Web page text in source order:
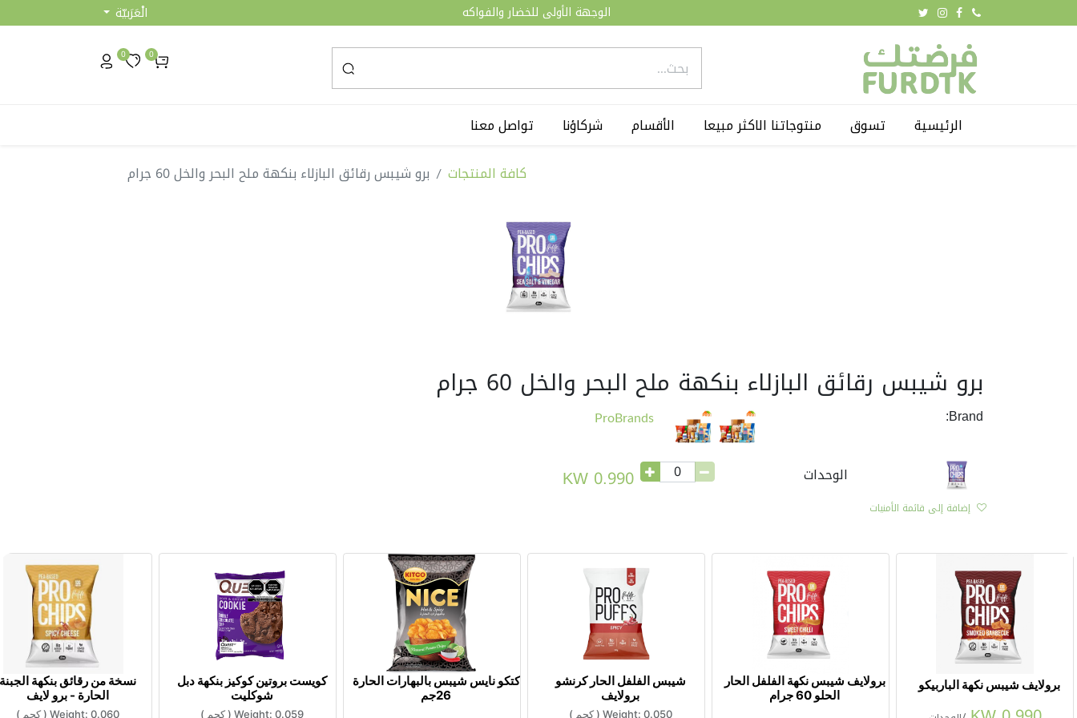
الوجهة الأولى للخضار والفواكه الْعَرَبيّة
0
0
الرئيسية تسوق منتوجاتنا الاكثر مبيعا الأقسام شركاؤنا
تواصل معنا
كافة المنتجات
برو شيبس رقائق البازلاء بنكهة ملح البحر والخل 60 جرام
برو شيبس رقائق البازلاء بنكهة ملح البحر والخل 60 جرام
Brand:
ProBrands
الوحدات 0.990
KW
إضافة إلى قائمة الأمنيات
برولايف شيبس نكهة الباربيكو
برولايف شيبس نكهة الفلفل الحار
الحلو 60 جرام
شيبس الفلفل الحار كرنشو
برولايف
Weight: 0.050
(كجم )
كتكو نايس شيبس بالبهارات الحارة
26جم
كويست بروتين كوكيز بنكهة دبل
شوكليت
Weight: 0.059
(كجم )
نسخة من رقائق بنكهة
الحارة - برو لايف
Weight: 0.060
(كجم )